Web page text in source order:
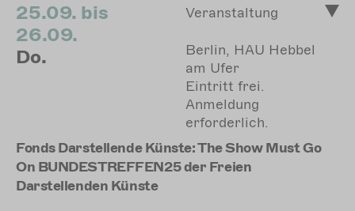
25.09. bis
26.09.
Do.
Veranstaltung
Berlin, HAU Hebbel
am Ufer
Eintritt frei.
Anmeldung
erforderlich.
Fonds Darstellende Künste: The Show Must Go
On BUNDESTREFFEN25 der Freien
Darstellenden Künste